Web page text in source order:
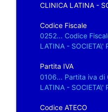
CLINICA LATINA -
Codice Fiscale
0252... Codice
LATINA - SOCIETA\'
Partita IVA
0106... Partita iva di
LATINA - SOCIETA\'
Codice ATECO